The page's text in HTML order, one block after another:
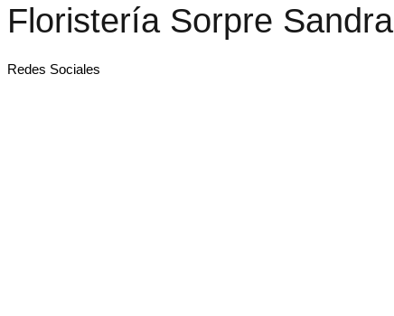
Floristería Sorpre
Redes Sociales